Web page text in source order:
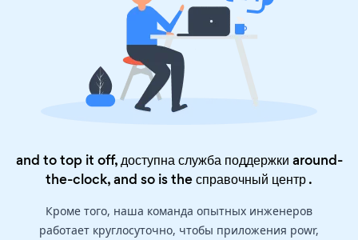
and to top it off, доступна служба поддержки around-
the-clock, and so is theсправочный центр.
Кроме того, наша команда опытных инженеров
работает круглосуточно, чтобы приложения powr,